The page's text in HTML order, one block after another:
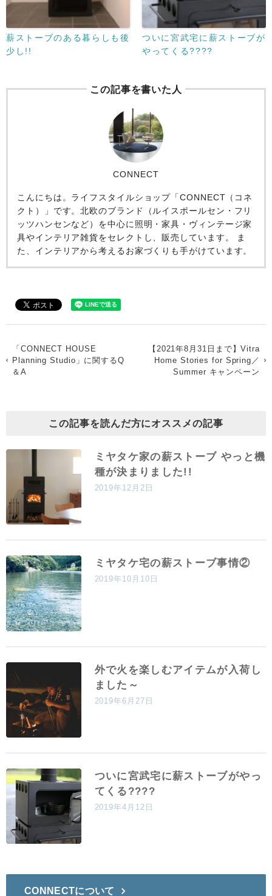
薪ストーブのある暮らしも後
少し!!
ついに宮武宅に薪ストーブが
やってくる????
この記事を書いた人
CONNECT
こんにちは。ライフスタイルショップ「CONNECT（コネ
クト）」です。北欧のブランド（ルイスポールセン・フリ
ッツハンセンなど）を中心に照明・家具・ヴィンテージ家
具やインテリア雑貨をセレクトし、販売しています。 ま
た、インテリアから考えるお家づくりも手がけています。
「CONNECT HOUSE
Planning Studio」に関するQ
＆A
【2021年8月31日まで】Vitra
Home Stories for Spring／
Summer キャンペーン
この記事を読んだ方にオススメの記事
ミヤタケ家の薪ストーブ やっと機
種が決まりました!!
2019年12月2日
ミヤタケ宅の薪ストーブ事情②
2019年10月10日
外で火を楽しむアイテムが入荷し
ました～
2019年6月27日
ついに宮武宅に薪ストーブがやっ
てくる????
2019年4月12日
CONNECTについて